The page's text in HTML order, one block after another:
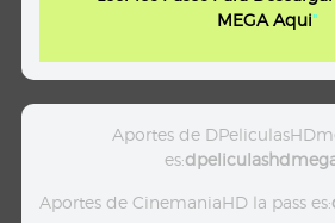
MEGA Aqui"
Aportes de
es:
Aportes de CinemaniaHD la pass es: